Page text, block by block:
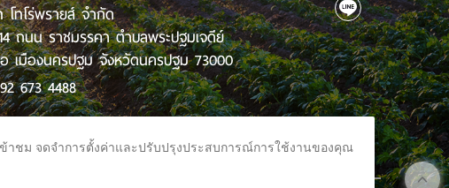
โทโร่พรายส์ จำกัด
ถนน ราชมรรคา ตำบลพระปฐมเจดีย์
เมืองนครปฐม จังหวัดนครปฐม 73000
673 4488
ข้าชม จดจำการตั้งค่าและปรับปรุงประสบการณ์การใช้งานของคุณ